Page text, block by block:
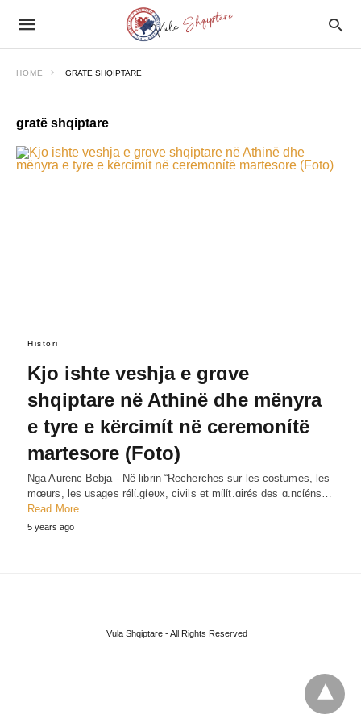
HOME GRATË SHQIPTARE
gratë shqiptare
Histori
Kjo ishte veshja e grɑve
shqiptare në Athinë dhe mënyra
e tyre e kërcimίt në ceremonίtë
martesore (Foto)
Nga Aurenc Bebja - Në librin “Recherches sur les costumes, les
mœurs, les usages rélί.gίeυx, civils et mίlίt.ɑirés des ɑ.ncίéns…
Read More
5 years ago
Vula Shqiptare - All Rights Reserved